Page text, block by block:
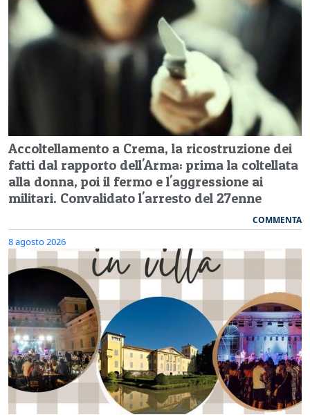
Accoltellamento a Crema, la ricostruzione dei
fatti dal rapporto dell'Arma: prima la coltellata
alla donna, poi il fermo e l'aggressione ai
militari. Convalidato l'arresto del 27enne
COMMENTA
8 agosto 2026